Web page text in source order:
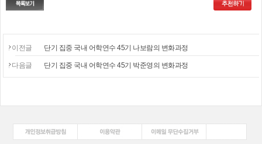
이전글 단기 집중 국내 어학연수 45기 나보람의 변화과정
다음글 단기 집중 국내 어학연수 45기 박준영의 변화과정